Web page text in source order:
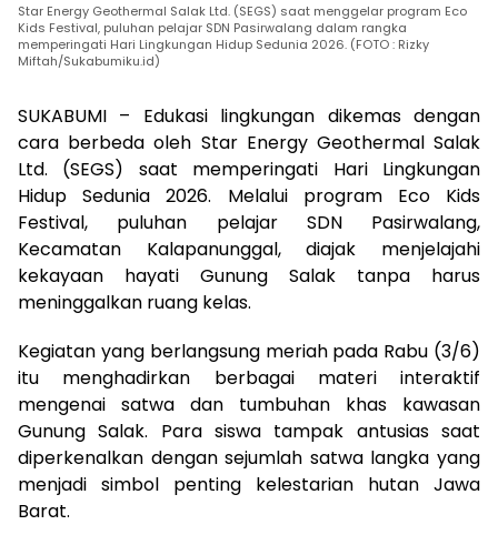
Star Energy Geothermal Salak Ltd. (SEGS) saat menggelar program Eco
Kids Festival, puluhan pelajar SDN Pasirwalang dalam rangka
memperingati Hari Lingkungan Hidup Sedunia 2026. (FOTO : Rizky
Miftah/Sukabumiku.id)
SUKABUMI – Edukasi lingkungan dikemas dengan
cara berbeda oleh Star Energy Geothermal Salak
Ltd. (SEGS) saat memperingati Hari Lingkungan
Hidup Sedunia 2026. Melalui program Eco Kids
Festival, puluhan pelajar SDN Pasirwalang,
Kecamatan Kalapanunggal, diajak menjelajahi
kekayaan hayati Gunung Salak tanpa harus
meninggalkan ruang kelas.
Kegiatan yang berlangsung meriah pada Rabu (3/6)
itu menghadirkan berbagai materi interaktif
mengenai satwa dan tumbuhan khas kawasan
Gunung Salak. Para siswa tampak antusias saat
diperkenalkan dengan sejumlah satwa langka yang
menjadi simbol penting kelestarian hutan Jawa
Barat.